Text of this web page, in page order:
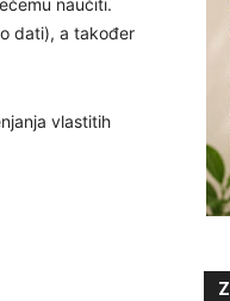
naučiti.
dati), a također
vlastitih